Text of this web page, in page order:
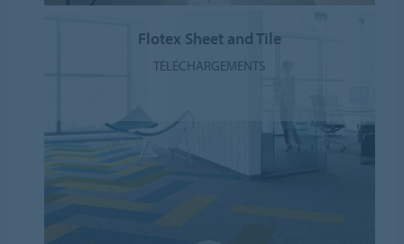
Flotex Sheet and Tile
TÉLÉCHARGEMENTS